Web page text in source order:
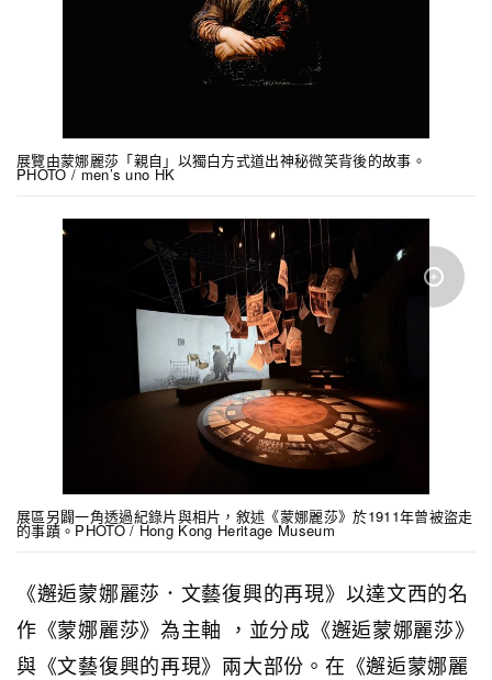
展覽由蒙娜麗莎「親自」以獨白方式道出神秘微笑背後的故事。
PHOTO / men’s uno HK
展區另闢一角透過紀錄片與相片，敘述《蒙娜麗莎》於1911年曾被盜走
的事蹟。PHOTO / Hong Kong Heritage Museum
《邂逅蒙娜麗莎．文藝復興的再現》以達文西的名
作《蒙娜麗莎》為主軸 ，並分成《邂逅蒙娜麗莎》
與《文藝復興的再現》兩大部份。在《邂逅蒙娜麗